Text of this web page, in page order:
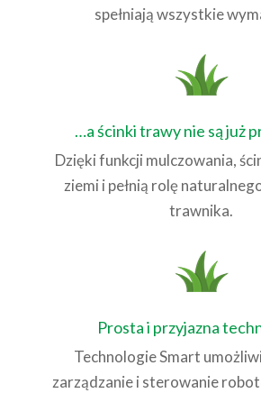
spełniają wszystkie
…a ścinki trawy nie są już
Dzięki funkcji mulczowania,
ziemi i pełnią rolę
trawnika.
Prosta i przyjazna
Technologie Smart
zarządzanie i sterowanie